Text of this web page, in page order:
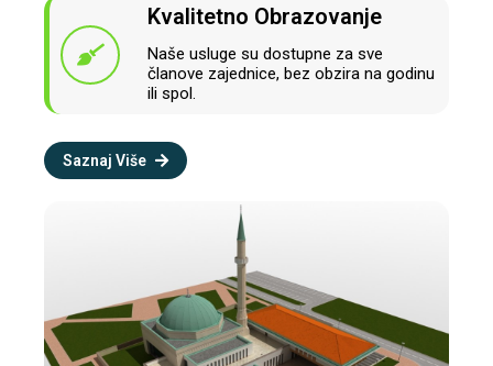
Kvalitetno Obrazovanje
Naše usluge su dostupne za sve
članove zajednice, bez obzira na godinu
ili spol.
Saznaj Više